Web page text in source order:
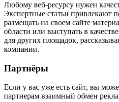
Любому веб-ресурсу нужен
Экспертные статьи привлекают
размещать на своем сайте
области или выступать в
для других площадок,
компании.
Партнёры
Если у вас уже есть сайт, вы
партнерам взаимный обмен